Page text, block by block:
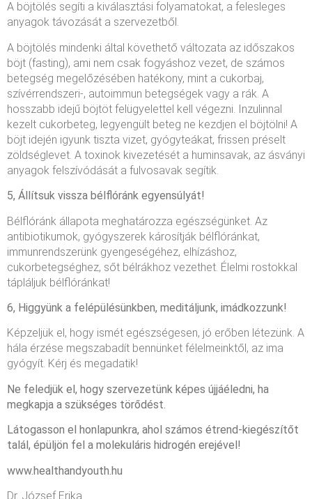
A böjtölés segíti a kiválasztási folyamatokat, a felesleges
anyagok távozását a szervezetből.
A böjtölés mindenki által követhető változata az időszakos
böjt (fasting), ami nem csak fogyáshoz vezet, de számos
betegség megelőzésében hatékony, mint a cukorbaj,
szívérrendszeri-, autoimmun betegségek vagy a rák. A
hosszabb idejű böjtöt felügyelettel kell végezni. Inzulinnal
kezelt cukorbeteg, legyengült beteg ne kezdjen el böjtölni! A
böjt idején igyunk tiszta vizet, gyógyteákat, frissen préselt
zöldséglevet. A toxinok kivezetését a huminsavak, az ásványi
anyagok felszívódását a fulvosavak segítik.
5, Állítsuk vissza bélflóránk egyensúlyát!
Bélflóránk állapota meghatározza egészségünket. Az
antibiotikumok, gyógyszerek károsítják bélflóránkat,
immunrendszerünk gyengeségéhez, elhízáshoz,
cukorbetegséghez, sőt bélrákhoz vezethet. Élelmi rostokkal
tápláljuk bélflóránkat!
6, Higgyünk a felépülésünkben, meditáljunk, imádkozzunk!
Képzeljük el, hogy ismét egészségesen, jó erőben létezünk. A
hála érzése megszabadít bennünket félelmeinktől, az ima
gyógyít. Kérj és megadatik!
Ne feledjük el, hogy szervezetünk képes újjáéledni, ha
megkapja a szükséges törődést.
Látogasson el honlapunkra, ahol számos étrend-kiegészítőt
talál, épüljön fel a molekuláris hidrogén erejével!
www.healthandyouth.hu
Dr. József Erika